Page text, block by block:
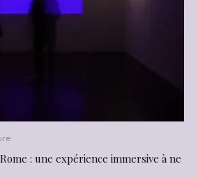
: une expérience immersive à ne